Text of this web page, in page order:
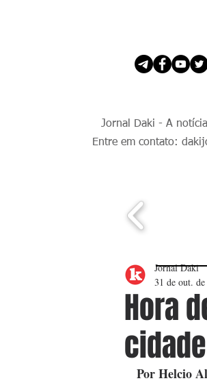
Jornal Daki - A
Entre em contato:
Hora
Jornal Daki
31 de out.
Por Helcio